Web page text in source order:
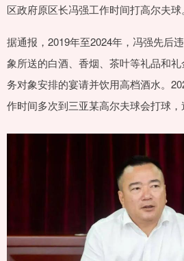
区政府原区长冯强工作时间打高尔夫球。
据通报，2019年至2024年，冯强先后
象所送的白酒、香烟、茶叶等礼品和
务对象安排的宴请并饮用高档酒水。
作时间多次到三亚某高尔夫球会打球，